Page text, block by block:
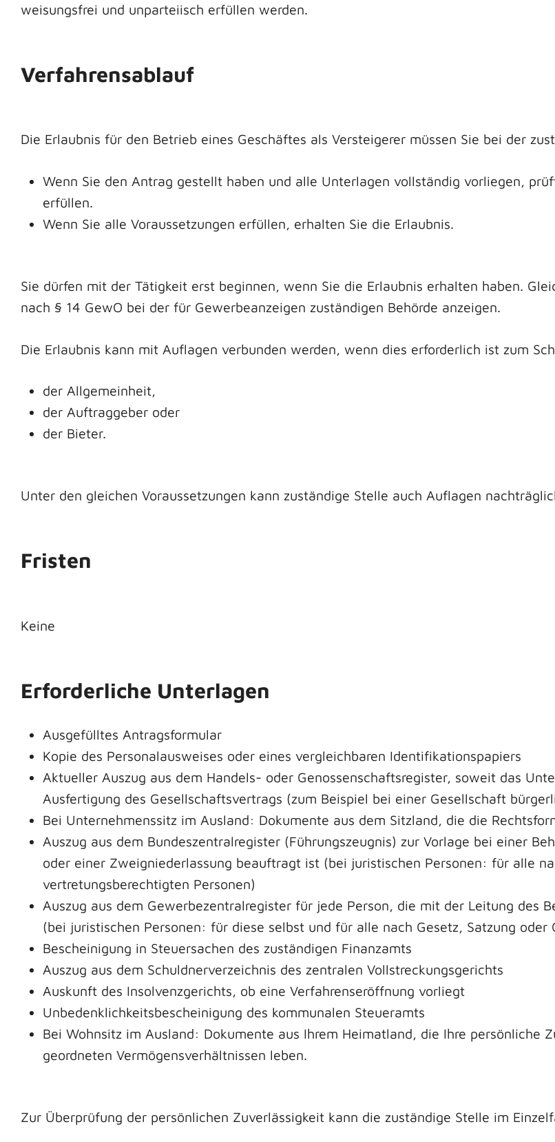
weisungsfrei und unparteiisch erfüllen werden.
Verfahrensablauf
Die Erlaubnis für den Betrieb eines Geschäftes als Versteigerer müssen Sie bei der
Wenn Sie den Antrag gestellt haben und alle Unterlagen vollständig vorliegen,
erfüllen.
Wenn Sie alle Voraussetzungen erfüllen, erhalten Sie die Erlaubnis.
Sie dürfen mit der Tätigkeit erst beginnen, wenn Sie die Erlaubnis erhalten haben.
nach § 14 GewO bei der für Gewerbeanzeigen zuständigen Behörde anzeigen.
Die Erlaubnis kann mit Auflagen verbunden werden, wenn dies erforderlich ist zum
der Allgemeinheit,
der Auftraggeber oder
der Bieter.
Unter den gleichen Voraussetzungen kann zuständige Stelle auch Auflagen
Fristen
Keine
Erforderliche Unterlagen
Ausgefülltes Antragsformular
Kopie des Personalausweises oder eines vergleichbaren Identifikationspapiers
Aktueller Auszug aus dem Handels- oder Genossenschaftsregister, soweit das
Ausfertigung des Gesellschaftsvertrags (zum Beispiel bei einer Gesellschaft
Bei Unternehmenssitz im Ausland: Dokumente aus dem Sitzland, die die
Auszug aus dem Bundeszentralregister (Führungszeugnis) zur Vorlage bei einer
oder einer Zweigniederlassung beauftragt ist (bei juristischen Personen: für alle
vertretungsberechtigten Personen)
Auszug aus dem Gewerbezentralregister für jede Person, die mit der Leitung des
(bei juristischen Personen: für diese selbst und für alle nach Gesetz, Satzung
Bescheinigung in Steuersachen des zuständigen Finanzamts
Auszug aus dem Schuldnerverzeichnis des zentralen Vollstreckungsgerichts
Auskunft des Insolvenzgerichts, ob eine Verfahrenseröffnung vorliegt
Unbedenklichkeitsbescheinigung des kommunalen Steueramts
Bei Wohnsitz im Ausland: Dokumente aus Ihrem Heimatland, die Ihre persönliche
geordneten Vermögensverhältnissen leben.
Zur Überprüfung der persönlichen Zuverlässigkeit kann die zuständige Stelle im